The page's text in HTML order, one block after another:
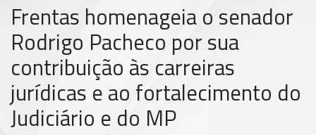
Frentas homenageia o senador
Rodrigo Pacheco por sua
contribuição às carreiras
jurídicas e ao fortalecimento do
Judiciário e do MP